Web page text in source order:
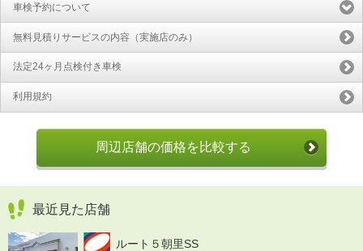
車検予約について
無料見積りサービスの内容（実施店のみ）
法定24ヶ月点検付き車検
利用規約
周辺店舗の価格を比較する
最近見た店舗
ルート５朝里SS